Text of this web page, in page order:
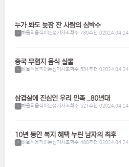
누가 봐도 늦잠 잔 사람의 심박수
1 하울의움직이는성기사조회수 780추천 02024.04.24
중국 무협지 음식 실물
1 하울의움직이는성기사조회수 531 추천 02024.04.24
삼겹살에 진심인 우리 민족 _80년대
1 하울의움직이는성기사조회수 521 추천 02024.04.24
10년 동안 복지 혜택 누린 남자의 최후
1 하울의움직이는성기사조회수 488추천 02024.04.24